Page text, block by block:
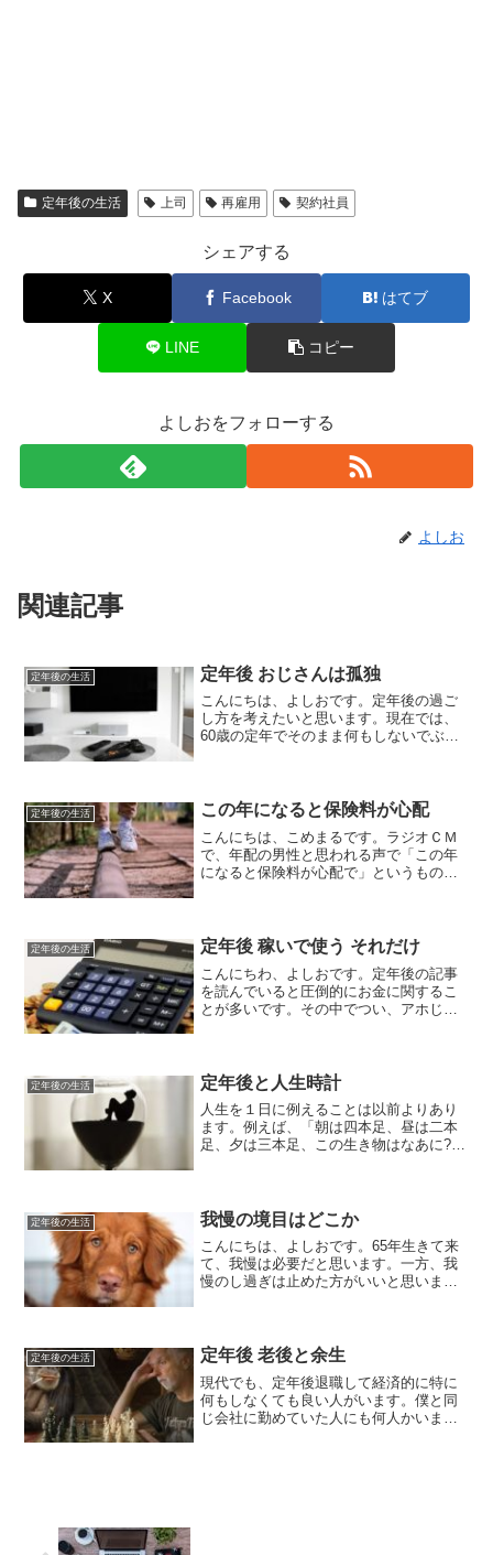
定年後の生活 上司 再雇用 契約社員
シェアする
X Facebook はてブ
LINE コピー
よしおをフォローする
よしお
関連記事
定年後の生活 定年後 おじさんは孤独
こんにちは、よしおです。定年後の過ご
し方を考えたいと思います。現在では、
60歳の定年でそのまま何もしないでぶら
っても現在のよう...
定年後の生活 この年になると保険料が心配
こんにちは、こめまるです。ラジオＣＭ
で、年配の男性と思われる声で「この年
になると保険料が心配で」というものが
いた生命保険と医療保険を...
定年後の生活 定年後 稼いで使う それだけ
こんにちわ、よしおです。定年後の記事
を読んでいると圧倒的にお金に関するこ
とが多いです。その中でつい、アホじゃ
は、お金は必要。そして健康...
定年後の生活 定年後と人生時計
人生を１日に例えることは以前よりあり
ます。例えば、「朝は四本足、昼は二本
足、夕は三本足、この生き物はなあに?」
す。それから立ち上がり活動を始め、一
日の終わりは年老いて杖を突いているわ
けです。
定年後の生活 我慢の境目はどこか
こんにちは、よしおです。65年生きて来
て、我慢は必要だと思います。一方、我
慢のし過ぎは止めた方がいいと思いま
からぼんやり思っている...
定年後の生活 定年後 老後と余生
現代でも、定年後退職して経済的に特に
何もしなくても良い人がいます。僕と同
じ会社に勤めていた人にも何人かいま